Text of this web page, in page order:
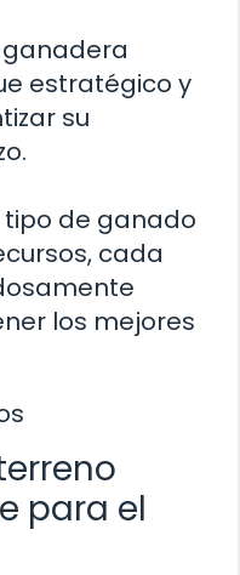
estratégico y
su
tipo de ganado
cada
los mejores
para el